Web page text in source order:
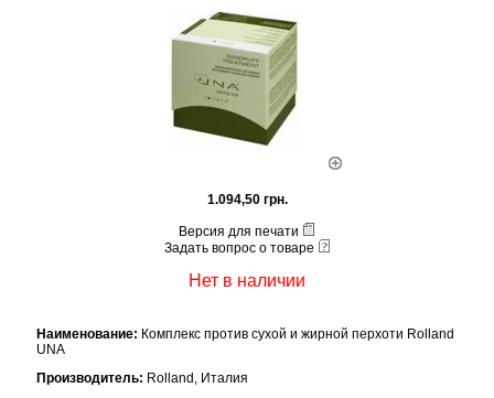
1.094,50 грн.
Версия для печати
Задать вопрос о товаре
Нет в наличии
Наименование: Комплекс против сухой и жирной перхоти Rolland
UNA
Производитель: Rolland, Италия